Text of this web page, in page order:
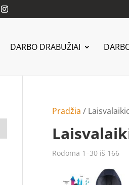
DARBO DRABUŽIAI
Pradžia /
Rodoma 1–30 iš 166